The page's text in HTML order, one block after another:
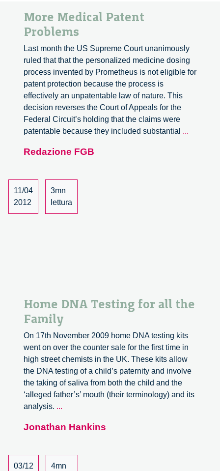
More Medical Patent
Problems
Last month the US Supreme Court unanimously
ruled that that the personalized medicine dosing
process invented by Prometheus is not eligible for
patent protection because the process is
effectively an unpatentable law of nature. This
decision reverses the Court of Appeals for the
Federal Circuit’s holding that the claims were
patentable because they included substantial ...
Redazione FGB
11/04
2012
3mn
lettura
Home DNA Testing for all the
Family
On 17th November 2009 home DNA testing kits
went on over the counter sale for the first time in
high street chemists in the UK. These kits allow
the DNA testing of a child’s paternity and involve
the taking of saliva from both the child and the
‘alleged father’s’ mouth (their terminology) and its
analysis. ...
Testing
all
the
Jonathan Hankins
03/12
4mn